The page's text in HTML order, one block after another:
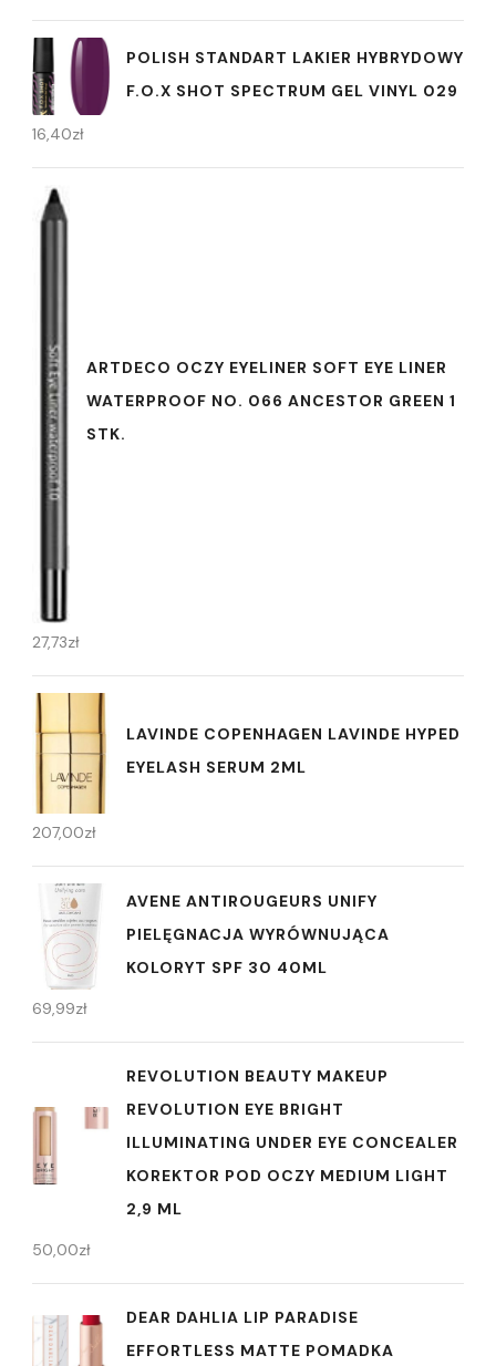
POLISH STANDART LAKIER HYBRYDOWY
F.O.X SHOT SPECTRUM GEL VINYL 029
16,40zł
ARTDECO OCZY EYELINER SOFT EYE LINER
WATERPROOF NO. 066 ANCESTOR GREEN 1
STK.
27,73zł
LAVINDE COPENHAGEN LAVINDE HYPED
EYELASH SERUM 2ML
207,00zł
AVENE ANTIROUGEURS UNIFY
PIELĘGNACJA WYRÓWNUJĄCA
KOLORYT SPF 30 40ML
69,99zł
REVOLUTION BEAUTY MAKEUP
REVOLUTION EYE BRIGHT
ILLUMINATING UNDER EYE CONCEALER
KOREKTOR POD OCZY MEDIUM LIGHT
2,9 ML
50,00zł
DEAR DAHLIA LIP PARADISE
EFFORTLESS MATTE POMADKA